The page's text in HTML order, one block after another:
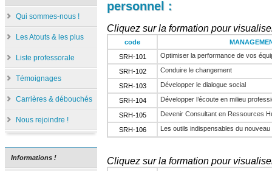
Qui sommes-nous !
Les Atouts & les plus
Liste professorale
Témoignages
Carrières & débouchés
Nous rejoindre !
Informations !
personnel :
Cliquez sur la formation pour
code
SRH-101
Optimiser la performance de vos
SRH-102 Conduire le changement
SRH-103 Développer le dialogue social
SRH-104 Développer l’écoute en milieu
SRH-105 Devenir Consultant en Ressources
SRH-106 Les outils indispensables du nouveau
Cliquez sur la formation pour